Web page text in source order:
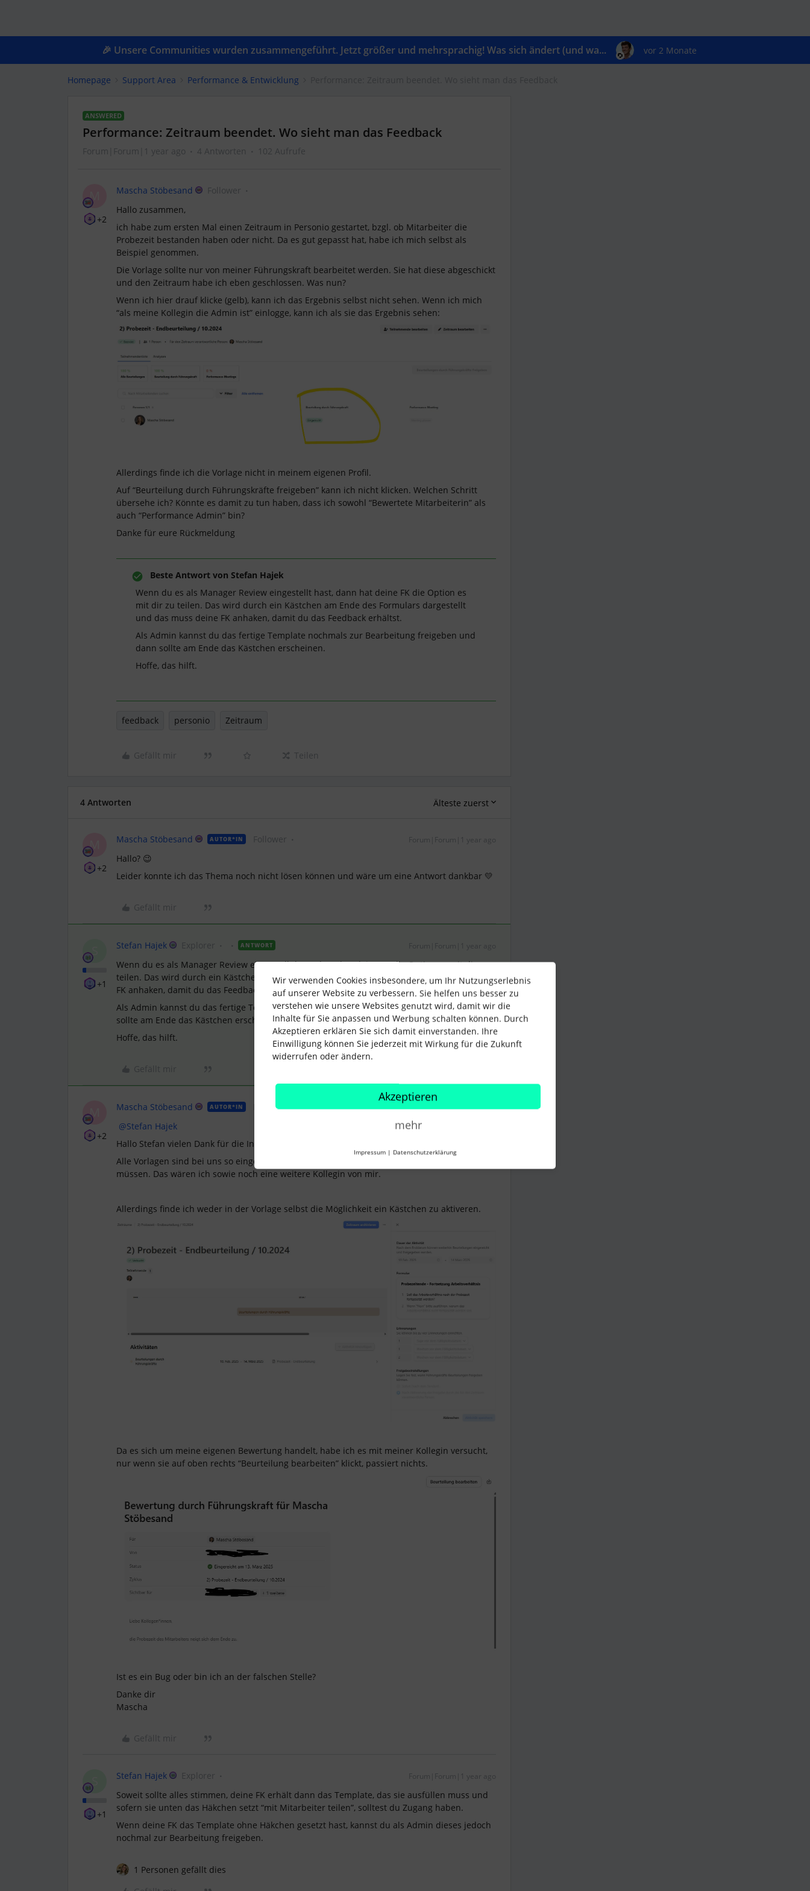
🎉 Unsere Communities wurden zusammengeführt. Jetzt größer und mehrsprachig! Was sich ändert (und wa... vor 2 Monate
Homepage Support Area Performance & Entwicklung
ANSWERED
Performance: Zeitraum beendet. Wo sieht man das Feedback
Forum|Forum|1 year ago 4 Antworten 102 Aufrufe
M
+2
Mascha Stöbesand
Follower
Hallo zusammen,
ich habe zum ersten Mal einen Zeitraum in Personio gestartet, bzgl. ob Mitarbeiter die
Probezeit bestanden haben oder nicht. Da es gut gepasst hat, habe ich mich selbst als
Beispiel genommen.
Die Vorlage sollte nur von meiner Führungskraft bearbeitet werden. Sie hat diese abgeschickt
und den Zeitraum habe ich eben geschlossen. Was nun?
Wenn ich hier drauf klicke (gelb), kann ich das Ergebnis selbst nicht sehen. Wenn ich mich
“als meine Kollegin die Admin ist” einlogge, kann ich als sie das Ergebnis sehen:
Allerdings finde ich die Vorlage nicht in meinem eigenen Profil.
Auf “Beurteilung durch Führungskräfte freigeben” kann ich nicht klicken. Welchen Schritt
übersehe ich? Könnte es damit zu tun haben, dass ich sowohl “Bewertete Mitarbeiterin” als
auch “Performance Admin” bin?
Danke für eure Rückmeldung
Beste Antwort von Stefan Hajek
Wenn du es als Manager Review eingestellt hast, dann hat deine FK die Option es
mit dir zu teilen. Das wird durch ein Kästchen am Ende des Formulars dargestellt
und das muss deine FK anhaken, damit du das Feedback erhältst.
Als Admin kannst du das fertige Template nochmals zur Bearbeitung freigeben und
dann sollte am Ende das Kästchen erscheinen.
Hoffe, das hilft.
feedback personio Zeitraum
Gefällt mir Teilen
4 Antworten Älteste zuerst
M
+2
Mascha Stöbesand AUTOR*IN Follower Forum|Forum|1 year ago
Hallo? 😉
Leider konnte ich das Thema noch nicht lösen können und wäre um eine Antwort dankbar 💛
Gefällt mir
S
+1
Stefan Hajek ANTWORT
Wenn du es als Manager Review eingestellt hast, dann hat deine FK die Option es mit dir zu
teilen. Das wird durch ein Kästchen am Ende des Formulars dargestellt und das muss deine
FK anhaken, damit du das Feedback erhältst.
Als Admin kannst du das fertige Template nochmals zur Bearbeitung freigeben und dann
sollte am Ende das Kästchen erscheinen.
Hoffe, das hilft.
M
+2
Mascha Stöbesand AUTOR*IN Follower Forum|Forum|1 year ago
@Stefan Hajek
Hallo Stefan vielen Dank für die Info.
Alle Vorlagen sind bei uns so eingestellt, dass sie durch den Admin freigegeben werden
müssen. Das wären ich sowie noch eine weitere Kollegin von mir.
Allerdings finde ich weder in der Vorlage selbst die Möglichkeit ein Kästchen zu aktiveren.
Da es sich um meine eigenen Bewertung handelt, habe ich es mit meiner Kollegin versucht,
nur wenn sie auf oben rechts “Beurteilung bearbeiten” klickt, passiert nichts.
Ist es ein Bug oder bin ich an der falschen Stelle?
Danke dir
Mascha
Gefällt mir
S
+1
Stefan Hajek Explorer Forum|Forum|1 year ago
Soweit sollte alles stimmen, deine FK erhält dann das Template, das sie ausfüllen muss und
sofern sie unten das Häkchen setzt “mit Mitarbeiter teilen”, solltest du Zugang haben.
Wenn deine FK das Template ohne Häkchen gesetzt hast, kannst du als Admin dieses jedoch
nochmal zur Bearbeitung freigeben.
1 Personen gefällt dies
Wir verwenden Cookies insbesondere, um Ihr Nutzungserlebnis
auf unserer Website zu verbessern. Sie helfen uns besser zu
verstehen wie unsere Websites genutzt wird, damit wir die
Inhalte für Sie anpassen und Werbung schalten können. Durch
Akzeptieren erklären Sie sich damit einverstanden. Ihre
Einwilligung können Sie jederzeit mit Wirkung für die Zukunft
widerrufen oder ändern.
Akzeptieren
mehr
Impressum | Datenschutzerklärung